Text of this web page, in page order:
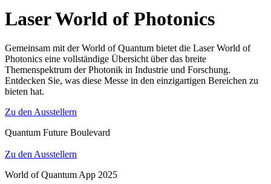
Laser World of Photonics
Gemeinsam mit der World of Quantum bietet die Laser World of
Photonics eine vollständige Übersicht über das breite
Themenspektrum der Photonik in Industrie und Forschung.
Entdecken Sie, was diese Messe in den einzigartigen Bereichen zu
bieten hat.
Zu den Ausstellern
Quantum Future Boulevard
Zu den Ausstellern
World of Quantum App 2025